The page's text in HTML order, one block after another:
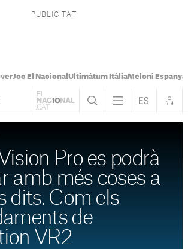
Joc El Nacional Ultimàtum ItàliaMeloni Espanya
Vision Pro es podrà
amb més coses a
dits. Com els
de
VR2